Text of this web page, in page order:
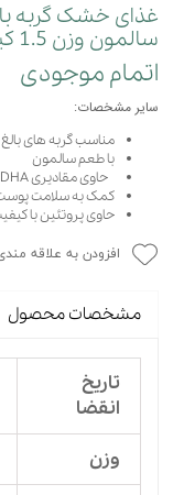
غذای خشک گربه
سالمون وزن 1.5 کیلوگرم
اتمام موجودی
سایر مشخصات:
مناسب گربه های بالغ
با طعم سالمون
حاوى مقاديرى DHA
کمک به سلامت
حاوی پروتئین با
افزودن به علاقه
مشخصات محصول
تاریخ
انقضا
وزن